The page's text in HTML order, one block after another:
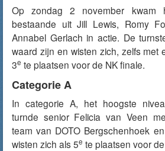
Op zondag 2 november kwam
bestaande uit Jill Lewis, Romy
Annabel Gerlach in actie. De
waard zijn en wisten zich, zelfs met
3e te plaatsen voor de NK finale.
Categorie A
In categorie A, het hoogste
turnde senior Felicia van Veen
team van DOTO Bergschenhoek
wisten zich als 5e te plaatsen voor